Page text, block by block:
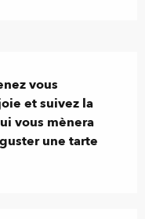
vous
et suivez la
vous mènera
une tarte